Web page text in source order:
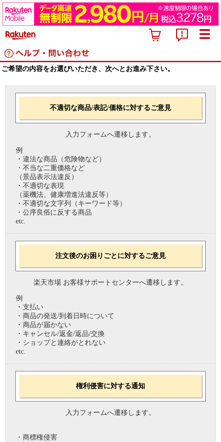
ご希望の内容をお選びいただき、次へとお進み下さい。
不適切な商品/表記/価格に対するご意見
入力フォームへ遷移します。
例
・違法な商品（危険物など）
・不当な二重価格など
（景品表示法違反）
・不適切な表現
（薬機法、健康増進法違反等）
・不適切な文字列（キーワード等）
・公序良俗に反する商品
etc.
注文後のお困りごとに対するご意見
楽天市場 お客様サポートセンターへ遷移します。
例
・支払い
・商品の発送/到着日時について
・商品が届かない
・キャンセル/返金/返品/交換
・ショップと連絡がとれない
etc.
権利侵害に対する通知
入力フォームへ遷移します。
・商標権侵害